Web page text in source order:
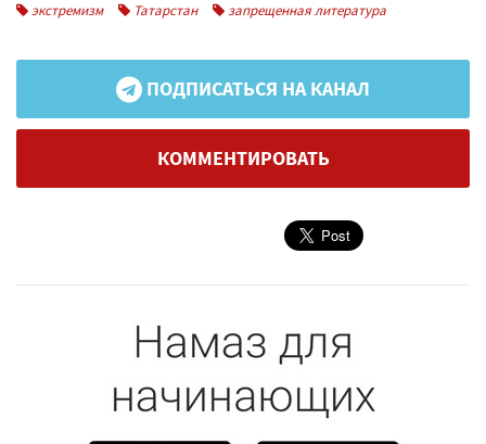
экстремизм Татарстан запрещенная литература
ПОДПИСАТЬСЯ НА КАНАЛ
КОММЕНТИРОВАТЬ